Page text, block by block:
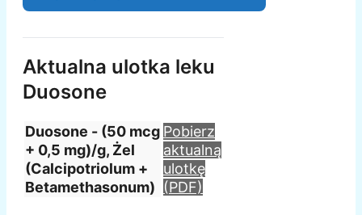
Aktualna ulotka leku
Duosone
Duosone - (50 mcg
+ 0,5 mg)/g, Żel
(Calcipotriolum +
Betamethasonum)
Pobierz
aktualną
ulotkę
(PDF)